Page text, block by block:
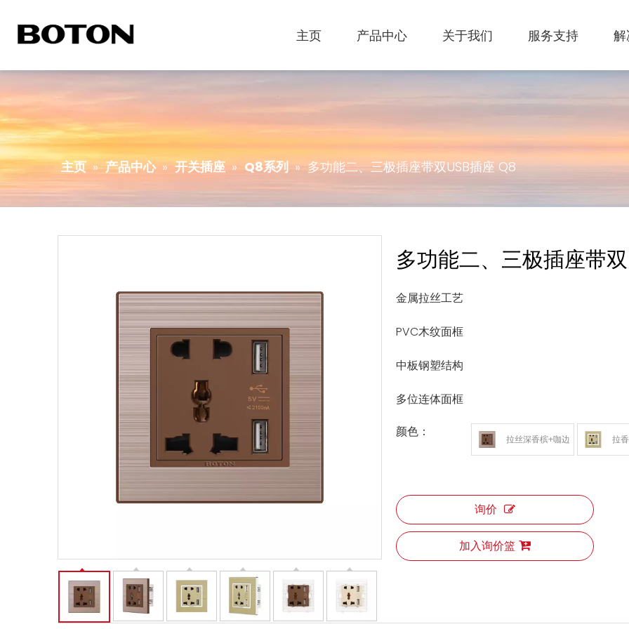
主页 产品中心 关于我们 服务支持
主页 » 产品中心 » 开关插座 » Q8系列 » 多功能二、三极插座带双USB插座 Q8
多功能二、三极插座带
金属拉丝工艺
PVC木纹面框
中板钢塑结构
多位连体面框
颜色：
拉丝深香槟+咖边 拉
询价
加入询价篮